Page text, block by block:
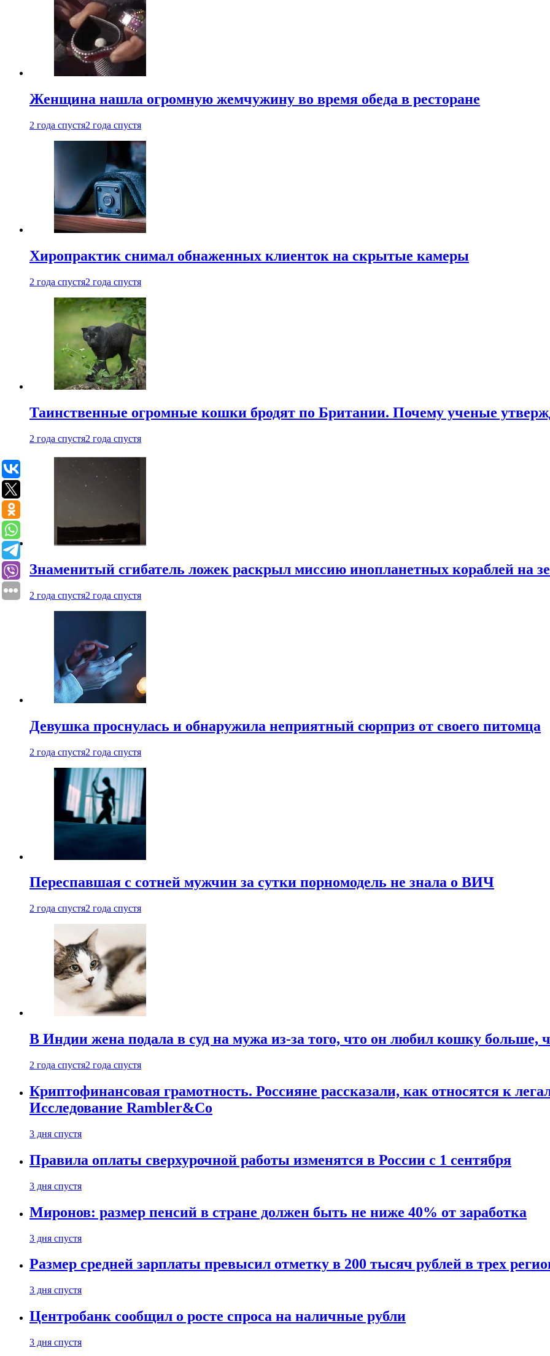
Женщина нашла огромную жемчужину во время обеда в ресторане
2 года спустя2 года спустя
Хиропрактик снимал обнаженных клиенток на скрытые камеры
2 года спустя2 года спустя
Таинственные огромные кошки бродят по Британии. Почему ученые
2 года спустя2 года спустя
Знаменитый сгибатель ложек раскрыл миссию инопланетных кораблей на
2 года спустя2 года спустя
Девушка проснулась и обнаружила неприятный сюрприз от своего питомца
2 года спустя2 года спустя
Переспавшая с сотней мужчин за сутки порномодель не знала о ВИЧ
2 года спустя2 года спустя
В Индии жена подала в суд на мужа из-за того, что он любил кошку больше,
2 года спустя2 года спустя
Криптофинансовая грамотность. Россияне рассказали, как относятся к
Исследование Rambler&Co
3 дня спустя
Правила оплаты сверхурочной работы изменятся в России с 1 сентября
3 дня спустя
Миронов: размер пенсий в стране должен быть не ниже 40% от заработка
3 дня спустя
Размер средней зарплаты превысил отметку в 200 тысяч рублей в трех
3 дня спустя
Центробанк сообщил о росте спроса на наличные рубли
3 дня спустя